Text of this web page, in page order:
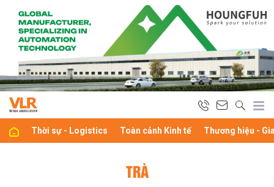
Thời sự - Logistics Toàn cảnh Kinh tế Thương hiệu -
TRÀ